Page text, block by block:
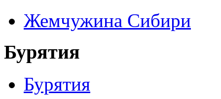
Жемчужина Сибири
Бурятия
Бурятия